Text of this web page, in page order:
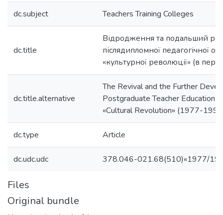
dc.subject Teachers Training Colleges
dc.title
Відродження та подальший
післядипломної педагогічної
«культурної революції» (в
dc.title.alternative
The Revival and the Further
Postgraduate Teacher Education
«Cultural Revolution» (1977-
dc.type Article
dc.udc.udc 378.046-021.68(510)«1977/
Files
Original bundle